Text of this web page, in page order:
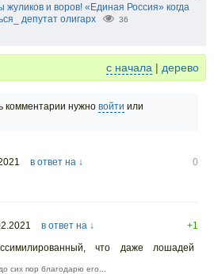
и воров! «Единая Россия» когда
депутат олигарх
36
с начала | дерево
комментарии нужно войти или
в ответ на ↓
0
в ответ на ↓
+1
что даже лошадей
сих пор благодарю его...